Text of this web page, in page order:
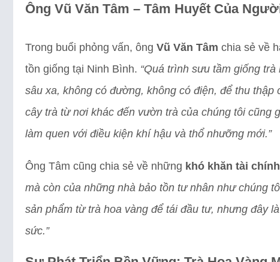
Ông Vũ Văn Tâm – Tâm Huyết Của
Trong buổi phỏng vấn, ông Vũ Văn Tâm chia sẻ về
tồn giống tại Ninh Bình. “Quá trình sưu tầm giống
sâu xa, không có đường, không có điện, để thu
cây trà từ nơi khác đến vườn trà của chúng tôi cũng
làm quen với điều kiện khí hậu và thổ nhưỡng mới.”
Ông Tâm cũng chia sẻ về những khó khăn tài chính
mà còn của những nhà bảo tồn tư nhân như chúng
sản phẩm từ trà hoa vàng để tái đầu tư, nhưng đây
sức.”